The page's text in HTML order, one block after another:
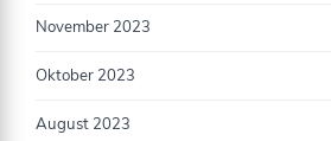
November 2023
Oktober 2023
August 2023